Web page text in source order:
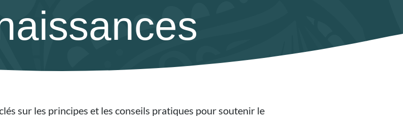
sur les principes et les conseils pratiques pour soutenir le